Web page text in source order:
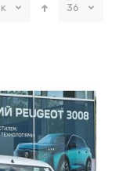
36